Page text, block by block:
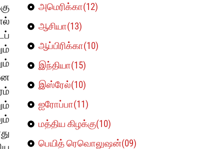
அமெரிக்கா(12)
ஆசியா(13)
ஆப்பிரிக்கா(10)
இந்தியா(15)
இஸ்ரேல்(10)
ஐரோப்பா(11)
மத்திய கிழக்கு(10)
பெயித் ரெவொலுஷன்(09)